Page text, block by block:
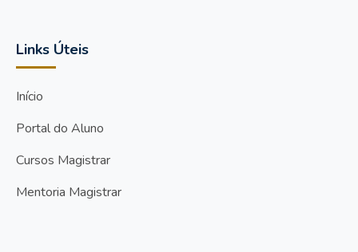
Links Úteis
Início
Portal do Aluno
Cursos Magistrar
Mentoria Magistrar